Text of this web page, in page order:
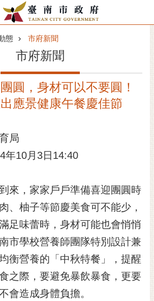
態 市府新聞
市府新聞
圓，身材可以不要圓！
應景健康午餐慶佳節
局
年10月3日14:40
來，家家戶戶準備喜迎團圓時
、柚子等節慶美食可不能少，
足味蕾時，身材可能也會悄悄
市學校營養師團隊特別設計兼
衡營養的「中秋特餐」，提醒
之際，要避免暴飲暴食，更要
會造成身體負擔。